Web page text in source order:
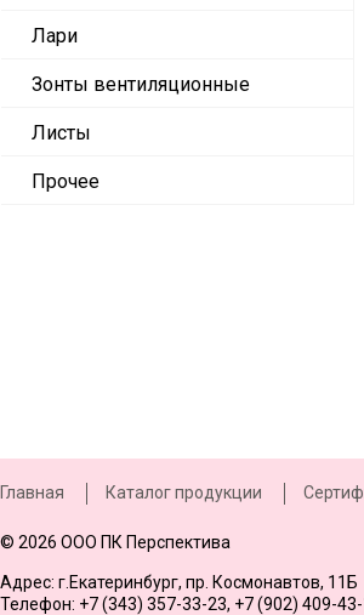
Лари
Зонты вентиляционные
Листы
Прочее
Главная Каталог продукции
© 2026 ООО ПК Перспектива
Адрес: г.Екатеринбург, пр. Космонавтов, 11Б
Телефон: +7 (343) 357-33-23, +7 (902) 409-43-